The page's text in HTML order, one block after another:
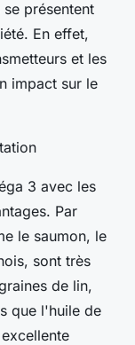
présentent
En effet,
et les
impact sur le
3 avec les
Par
le saumon, le
sont très
de lin,
que l'huile de